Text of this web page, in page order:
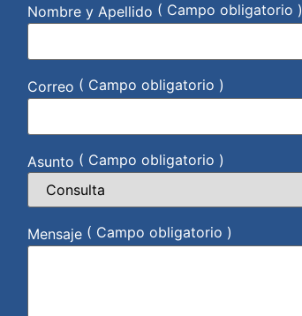
Nombre y Apellido ( Campo obligatorio )
Correo ( Campo obligatorio )
Asunto ( Campo obligatorio )
Mensaje ( Campo obligatorio )